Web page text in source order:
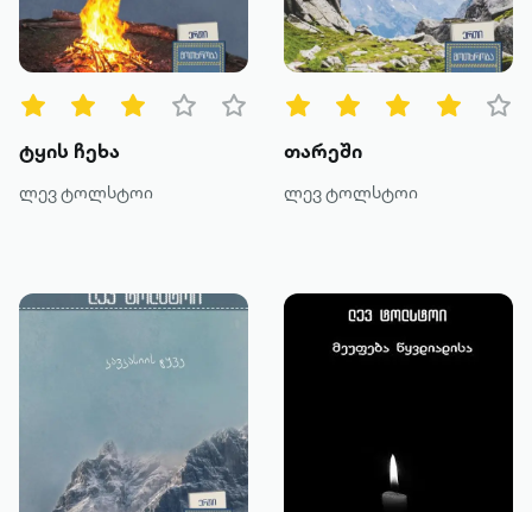
ტყის ჩეხა
ლევ ტოლსტოი
თარეში
ლევ ტოლსტოი